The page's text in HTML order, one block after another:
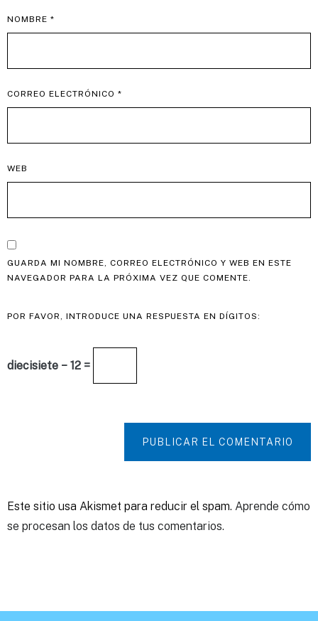
NOMBRE *
CORREO ELECTRÓNICO *
WEB
GUARDA MI NOMBRE, CORREO ELECTRÓNICO Y WEB EN ESTE
NAVEGADOR PARA LA PRÓXIMA VEZ QUE COMENTE.
POR FAVOR, INTRODUCE UNA RESPUESTA EN DÍGITOS:
diecisiete − 12 =
PUBLICAR EL COMENTARIO
Este sitio usa Akismet para reducir el spam. Aprende cómo
se procesan los datos de tus comentarios.